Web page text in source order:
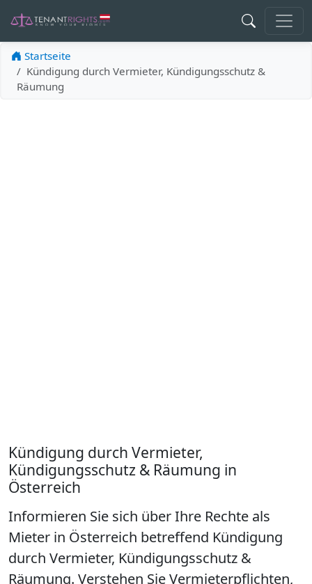
Startseite
Kündigung durch Vermieter, Kündigungsschutz &
Räumung
Kündigung durch Vermieter,
Kündigungsschutz & Räumung in
Österreich
Informieren Sie sich über Ihre Rechte als
Mieter in Österreich betreffend Kündigung
durch Vermieter, Kündigungsschutz &
Räumung. Verstehen Sie Vermieterpflichten,